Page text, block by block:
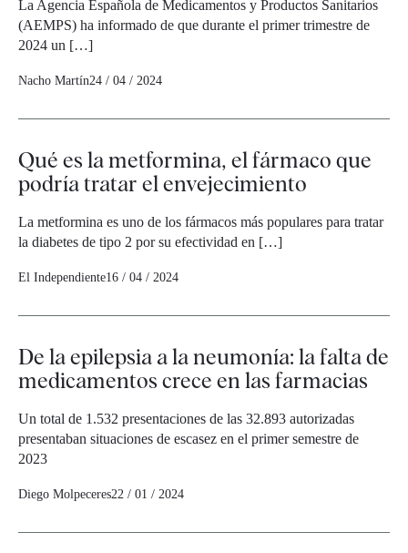
La Agencia Española de Medicamentos y Productos Sanitarios
(AEMPS) ha informado de que durante el primer trimestre de
2024 un […]
Nacho Martín24 / 04 / 2024
Qué es la metformina, el fármaco que
podría tratar el envejecimiento
La metformina es uno de los fármacos más populares para tratar
la diabetes de tipo 2 por su efectividad en […]
El Independiente16 / 04 / 2024
De la epilepsia a la neumonía: la falta de
medicamentos crece en las farmacias
Un total de 1.532 presentaciones de las 32.893 autorizadas
presentaban situaciones de escasez en el primer semestre de
2023
Diego Molpeceres22 / 01 / 2024